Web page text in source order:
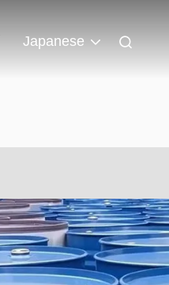
Japanese